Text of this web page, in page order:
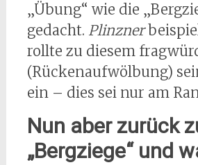
„Übung“ wie die
gedacht. Plinzner
rollte zu diesem
(Rückenaufwölbung)
ein – dies sei nur am
Nun aber zurück
„Bergziege“ und